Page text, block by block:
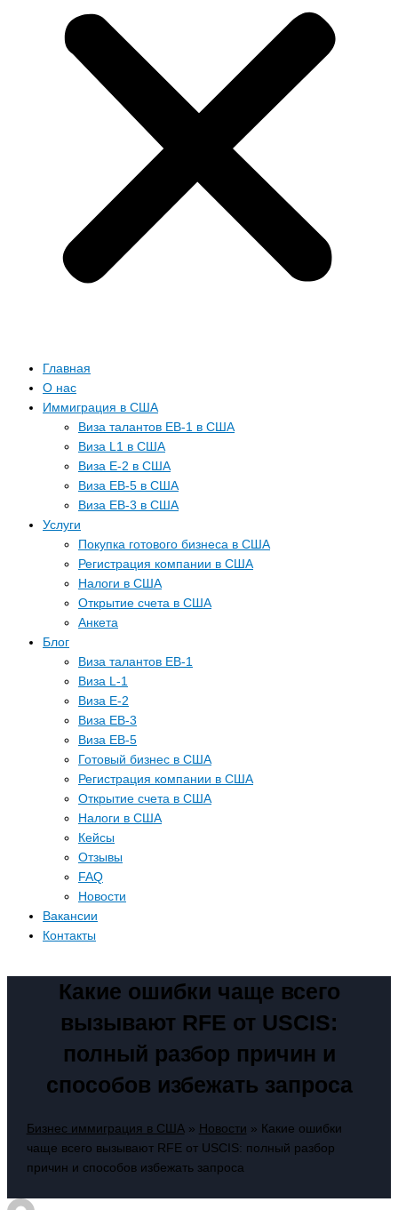
Главная
О нас
Иммиграция в США
Виза талантов EB-1 в США
Виза L1 в США
Виза E-2 в США
Виза EB-5 в США
Виза EB-3 в США
Услуги
Покупка готового бизнеса в США
Регистрация компании в США
Налоги в США
Открытие счета в США
Анкета
Блог
Виза талантов EB-1
Виза L-1
Виза E-2
Виза EB-3
Виза EB-5
Готовый бизнес в США
Регистрация компании в США
Открытие счета в США
Налоги в США
Кейсы
Отзывы
FAQ
Новости
Вакансии
Контакты
Какие ошибки чаще всего
вызывают RFE от USCIS:
полный разбор причин и
способов избежать запроса
Бизнес иммиграция в США» Новости » Какие ошибки
чаще всего вызывают RFE от USCIS: полный разбор
причин и способов избежать запроса